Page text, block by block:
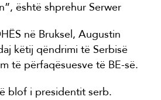
është shprehur Serwer
në Bruksel, Augustin
këtij qëndrimi të Serbisë
të përfaqësuesve të BE-së.
blof i presidentit serb.